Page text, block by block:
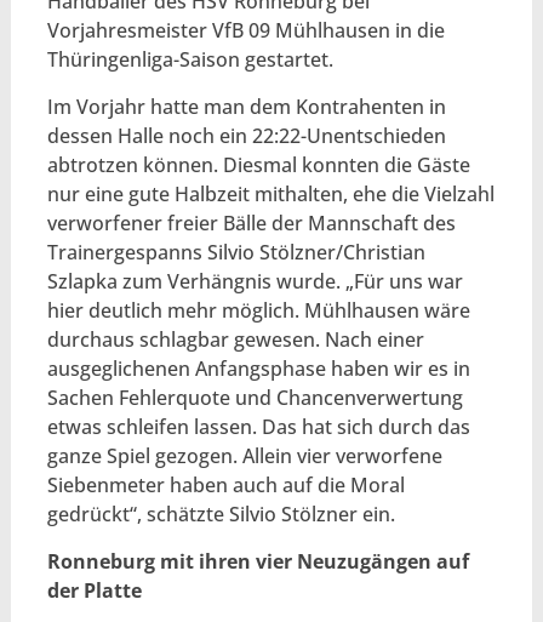
Vorjahresmeister VfB 09 Mühlhausen in die
Thüringenliga-Saison gestartet.
Im Vorjahr hatte man dem Kontrahenten in
dessen Halle noch ein 22:22-Unentschieden
abtrotzen können. Diesmal konnten die Gäste
nur eine gute Halbzeit mithalten, ehe die Vielzahl
verworfener freier Bälle der Mannschaft des
Trainergespanns Silvio Stölzner/Christian
Szlapka zum Verhängnis wurde. „Für uns war
hier deutlich mehr möglich. Mühlhausen wäre
durchaus schlagbar gewesen. Nach einer
ausgeglichenen Anfangsphase haben wir es in
Sachen Fehlerquote und Chancenverwertung
etwas schleifen lassen. Das hat sich durch das
ganze Spiel gezogen. Allein vier verworfene
Siebenmeter haben auch auf die Moral
gedrückt“, schätzte Silvio Stölzner ein.
Ronneburg mit ihren vier Neuzugängen auf
der Platte